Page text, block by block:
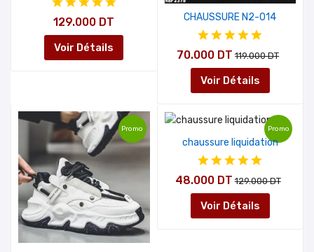
129.000 DT
Voir Détails
CHAUSSURE N2-014
70.000 DT 119.000 DT
Voir Détails
Promo Promo
chaussure liquidation
48.000 DT 129.000 DT
Voir Détails